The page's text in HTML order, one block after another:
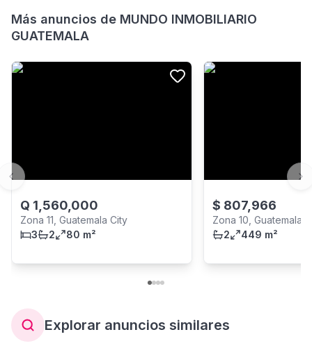
Más anuncios de MUNDO INMOBILIARIO
GUATEMALA
Q 1,560,000
Zona 11, Guatemala City
3
2 80 m²
$ 807,966
Zona 10, Guatemala
2
449 m²
Previous slide
Explorar anuncios similares